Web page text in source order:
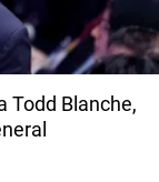
Todd Blanche,